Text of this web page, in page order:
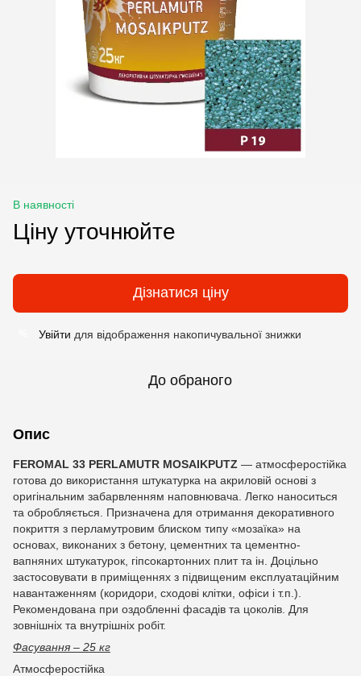
В наявності
Ціну уточнюйте
Дізнатися ціну
Увійти для відображення накопичувальної знижки
До обраного
Опис
FEROMAL 33 PERLAMUTR MOSAIKPUTZ — атмосферостійка
готова до використання штукатурка на акриловій основі з
оригінальним забарвленням наповнювача. Легко наноситься
та обробляється. Призначена для отримання декоративного
покриття з перламутровим блиском типу «мозаїка» на
основах, виконаних з бетону, цементних та цементно-
вапняних штукатурок, гіпсокартонних плит та ін. Доцільно
застосовувати в приміщеннях з підвищеним експлуатаційним
навантаженням (коридори, сходові клітки, офіси і т.п.).
Рекомендована при оздобленні фасадів та цоколів. Для
зовнішніх та внутрішніх робіт.
Фасування – 25 кг
Атмосферостійка